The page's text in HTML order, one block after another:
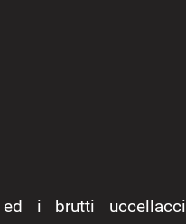
i brutti uccellacci